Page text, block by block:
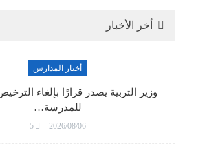
أخر الأخبار
أخبار المدارس
وزير التربية يصدر قرارًا بإلغاء
للمدرسة…
2026/08/06
5